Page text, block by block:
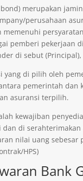
merupakan
perusahaan
memenuhi
pemberi pekerjaan
di sebut (Principal),
yang di pilih oleh
pemerintah
asuransi terpilih.
kewajiban
dan di
nilai uang
HPS)
Bank